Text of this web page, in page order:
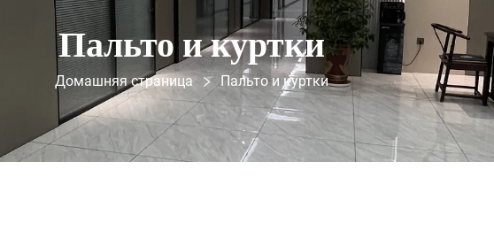
Пальто и куртки
Домашняя страница Пальто и куртки